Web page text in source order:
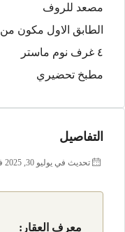
مصعد للروف
الطابق الاول مكون من
٤ غرف نوم ماستر
مطبخ تحضيري
التفاصيل
تحديث في يوليو 30, 2025 في 12:35 م
معرف العقار: